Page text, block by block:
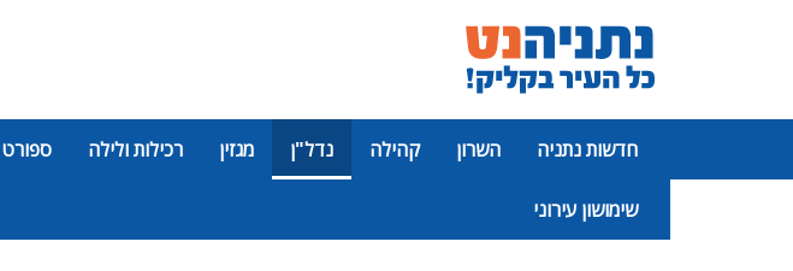
חדשות נתניה השרון קהילה נדל"ן מגזין רכילות ולילה ספורט
שימושון עירוני